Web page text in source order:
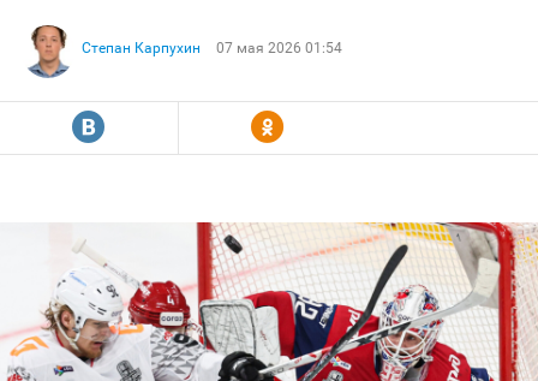
Степан Карпухин 07 мая 2026 01:54
R Y